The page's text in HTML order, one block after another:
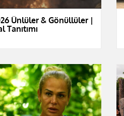
Ünlüler & Gönüllüler |
Tanıtımı